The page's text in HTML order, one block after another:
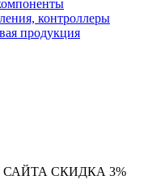
контроллеры
продукция
СКИДКА 3%